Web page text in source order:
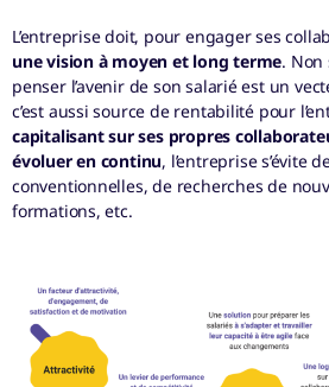
L’entreprise doit, pour engager ses
une vision à moyen et long terme.
penser l’avenir de son salarié est un
c’est aussi source de rentabilité pour
capitalisant sur ses propres
évoluer en continu, l’entreprise s’évite
conventionnelles, de recherches de
formations, etc.